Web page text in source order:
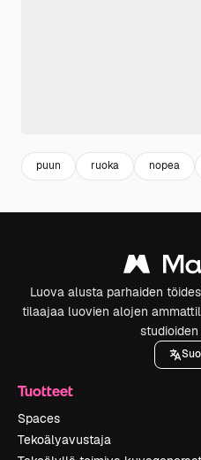
puun ruoka nopea
Luova alusta parhaiden
tilaajaa luovien alojen
Tuotteet
Spaces
Tekoälyavustaja